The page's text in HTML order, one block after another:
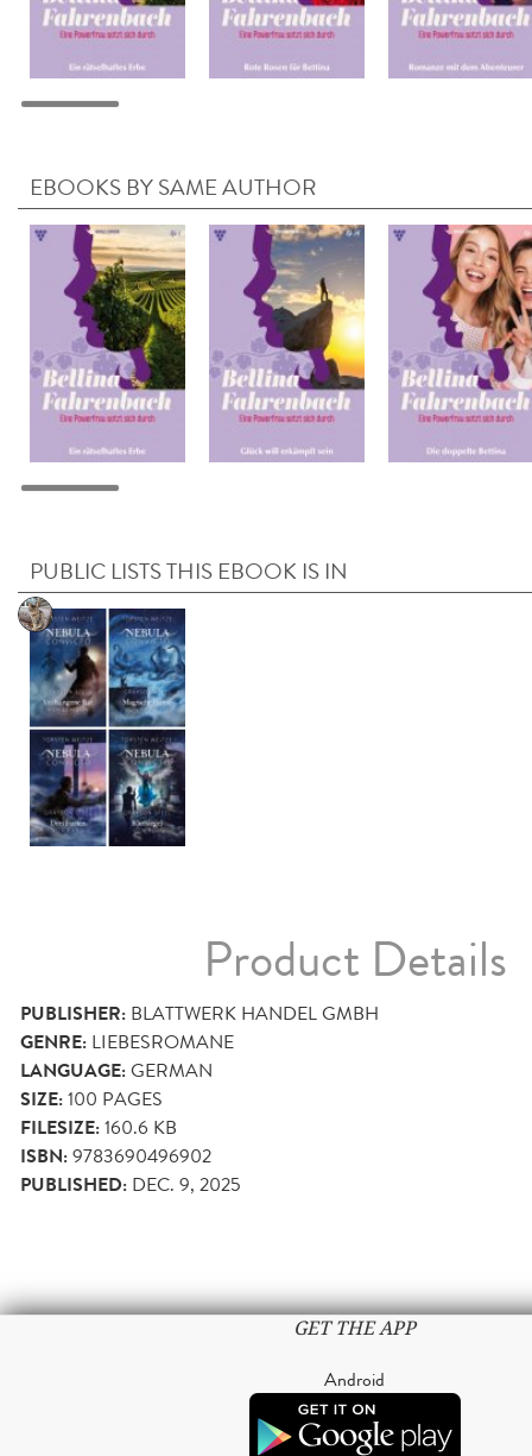
EBOOKS BY SAME AUTHOR
PUBLIC LISTS THIS EBOOK IS IN
Product Details
PUBLISHER: BLATTWERK HANDEL GMBH
GENRE: LIEBESROMANE
LANGUAGE:GERMAN
SIZE:100 PAGES
FILESIZE:160.6 KB
ISBN:9783690496902
PUBLISHED: DEC. 9, 2025
GET THE APP
Android